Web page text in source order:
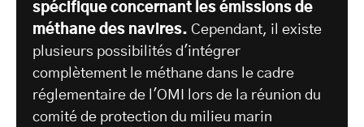
spécifique concernant les émissions de
méthane des navires. Cependant, il existe
plusieurs possibilités d'intégrer
complètement le méthane dans le cadre
réglementaire de l'OMI lors de la réunion du
comité de protection du milieu marin